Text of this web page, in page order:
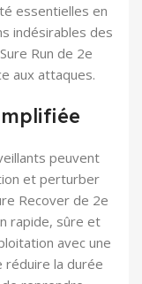
essentielles en
indésirables des
Run de 2e
aux attaques.
peuvent
et perturber
Recover de 2e
rapide, sûre et
avec une
réduire la durée